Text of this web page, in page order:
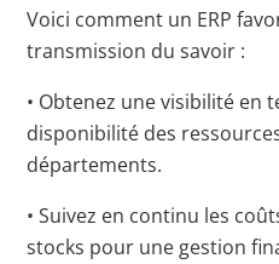
Voici comment un ERP
transmission du savoir :
• Obtenez une visibilité en
disponibilité des
départements.
• Suivez en continu les
stocks pour une gestion